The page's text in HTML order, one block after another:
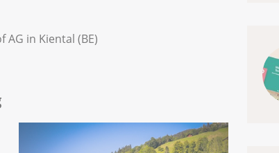
in Kiental (BE)